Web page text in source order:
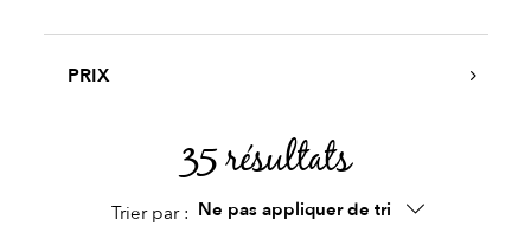
PRIX
35 résultats
Trier par : Ne pas appliquer de tri